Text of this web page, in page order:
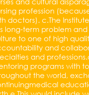
profession
doctors). c.The
long-term problem
to one of high
and
and
programs with
the world,